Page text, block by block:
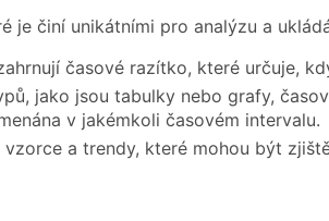
je činí unikátními pro analýzu a
časové razítko, které určuje,
jako jsou tabulky nebo grafy,
v jakémkoli časovém intervalu.
a trendy, které mohou být